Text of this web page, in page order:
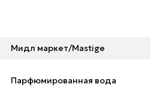
Мидл маркет/Mastige
Парфюмированная вода